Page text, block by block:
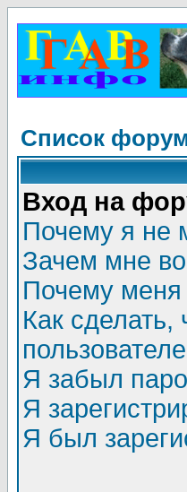
Список
Вход на
Почему я не
Зачем мне
Почему меня
Как сделать,
Я забыл
Я
Я был